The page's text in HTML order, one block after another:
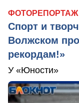
ФОТОРЕПОРТАЖ
Спорт и
Волжском
рекордам!»
У «Юности»